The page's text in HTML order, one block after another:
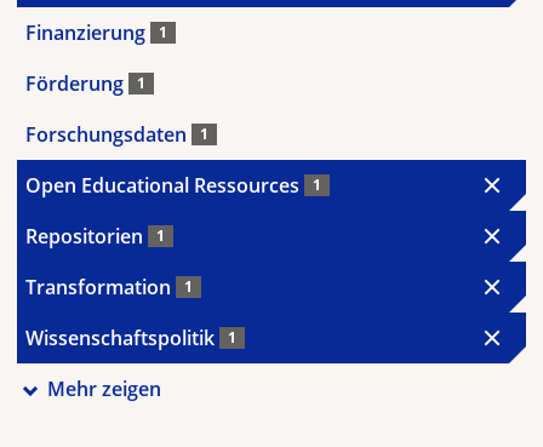
Finanzierung 1
Förderung 1
Forschungsdaten 1
Open Educational Ressources 1
Repositorien 1
Transformation 1
Wissenschaftspolitik 1
Mehr zeigen